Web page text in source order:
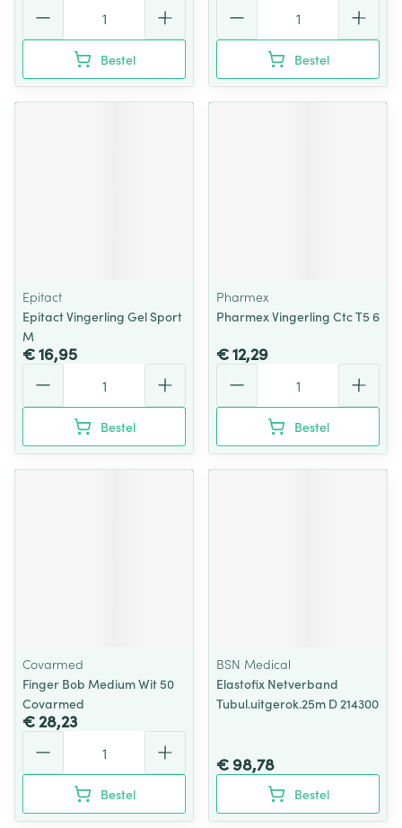
Bestel Bestel
Epitact
Epitact Vingerling Gel Sport
M
€ 16,95
Bestel
Pharmex
Pharmex Vingerling Ctc T5 6
€ 12,29
Bestel
Covarmed
Finger Bob Medium Wit 50
Covarmed
€ 28,23
Bestel
BSN Medical
Elastofix Netverband
Tubul.uitgerok.25m D 214300
€ 98,78
Bestel